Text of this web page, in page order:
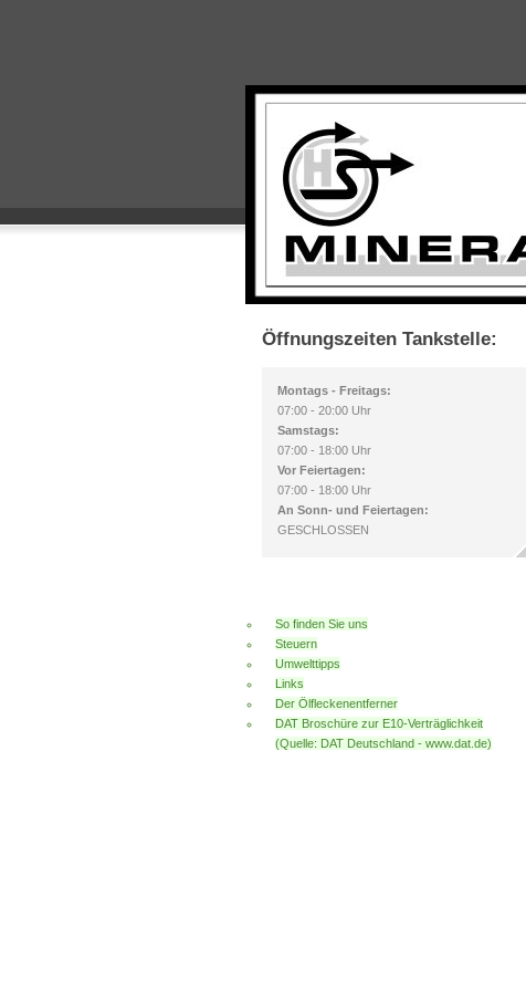
Öffnungszeiten Tankstelle:
Montags - Freitags:
07:00 - 20:00 Uhr
Samstags:
07:00 - 18:00 Uhr
Vor Feiertagen:
07:00 - 18:00 Uhr
An Sonn- und Feiertagen:
GESCHLOSSEN
So finden Sie uns
Steuern
Umwelttipps
Links
Der Ölfleckenentferner
DAT Broschüre zur E10-Verträglichkeit
(Quelle: DAT Deutschland - www.dat.de)